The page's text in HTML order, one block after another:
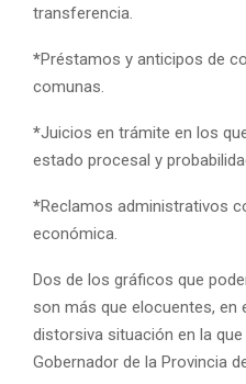
transferencia.
*Préstamos y anticipos de
comunas.
*Juicios en trámite en los
estado procesal y
*Reclamos administrativos
económica.
Dos de los gráficos que
son más que elocuentes, en
distorsiva situación en la
Gobernador de la Provincia